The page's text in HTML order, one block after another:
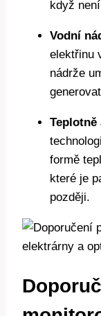
když
Vodní
elektřinu
nádrže
Teplotně
formě
které je
později.